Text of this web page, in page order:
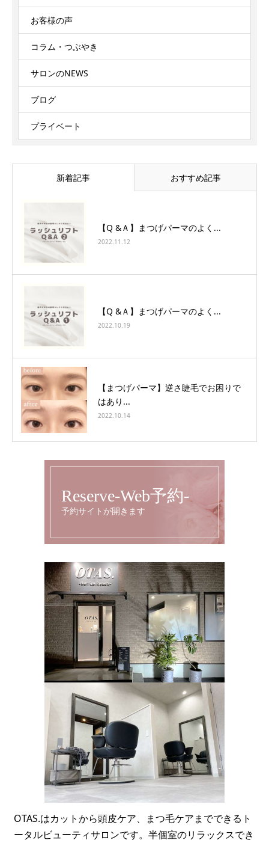
お客様の声
コラム・つぶやき
サロンのNEWS
ブログ
プライベート
新着記事 おすすめ記事
【Q &Ａ】まつげパーマのよく...
2022.11.12
【Q &Ａ】まつげパーマのよく...
2022.10.19
【まつげパーマ】逆さ睫毛でお困りで
はあり...
2022.10.14
Reserve-Web予約-
予約サイトが開きます
OTAS.はカットから頭皮ケア、まつ毛ケアまでできるト
ータルビューティサロンです。半個室のリラックスでき